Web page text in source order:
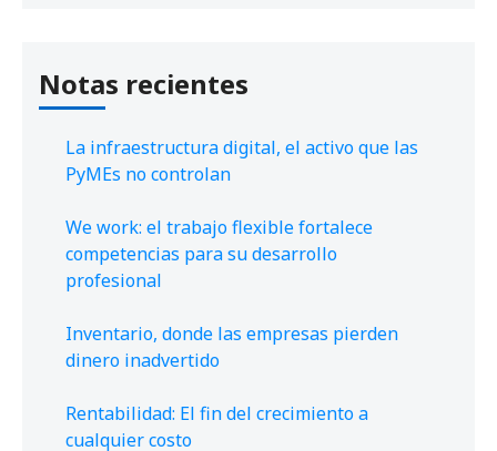
Notas recientes
La infraestructura digital, el activo que las
PyMEs no controlan
We work: el trabajo flexible fortalece
competencias para su desarrollo
profesional
Inventario, donde las empresas pierden
dinero inadvertido
Rentabilidad: El fin del crecimiento a
cualquier costo